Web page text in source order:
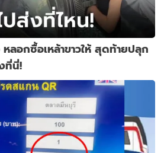
ลอกซื้อเหล้าขาวให้ สุดท้ายปลุก
ที่นี่!